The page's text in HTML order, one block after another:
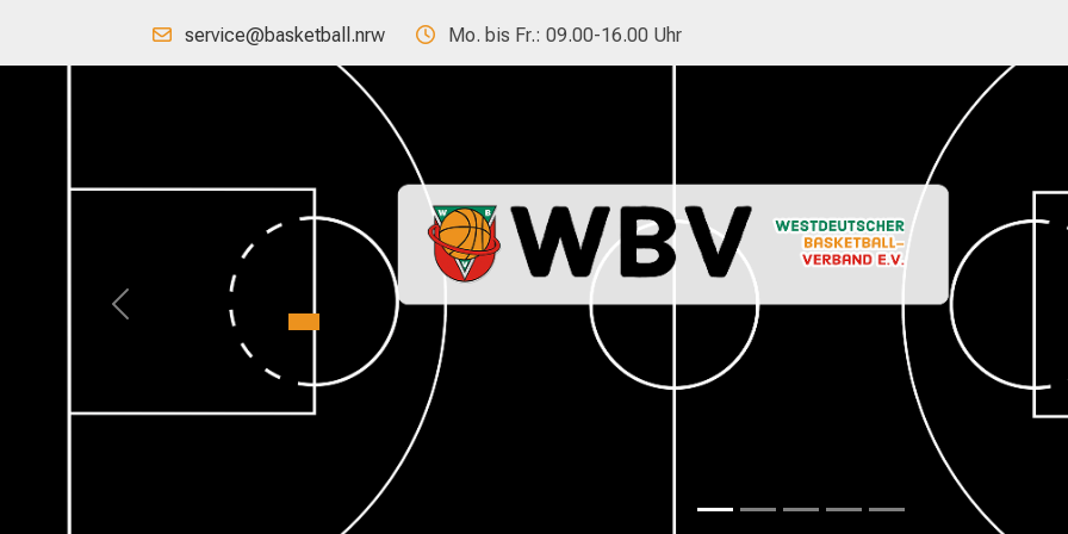
service@basketball.nrw Mo. bis Fr.: 09.00-16.00 Uhr
Previous